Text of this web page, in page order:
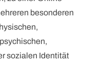
besonderen
sozialen Identität